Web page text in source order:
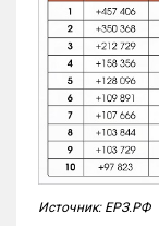
Источник: ЕРЗ.РФ